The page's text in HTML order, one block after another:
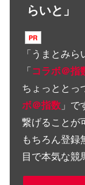
らいと」
「うまとみら
「コラボ＠指
ちょっととっ
ボ＠指数 」
繋げることが
もちろん登
目で本気な競